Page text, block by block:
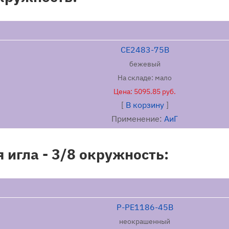
ОПИСАНИЕ
Хирургический
стерильным
из
молекулярным
стеарата
шовный
цвете или
ATRAMAT®
Соединенных Штатов
CE2483-75B
бежевый
На складе: мало
Цена: 5095.85 руб.
[ В корзину]
Применение: АиГ
- 3/8 окружность:
P-PE1186-45B
неокрашенный